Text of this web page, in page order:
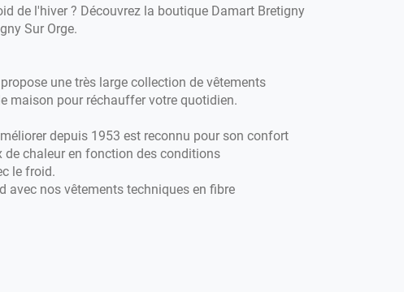
de l'hiver ? Découvrez la boutique Damart Bretigny
Sur Orge.
une très large collection de vêtements
maison pour réchauffer votre quotidien.
depuis 1953 est reconnu pour son confort
chaleur en fonction des conditions
le froid.
avec nos vêtements techniques en fibre
Sur Orge. Nous vous accompagnons chaque